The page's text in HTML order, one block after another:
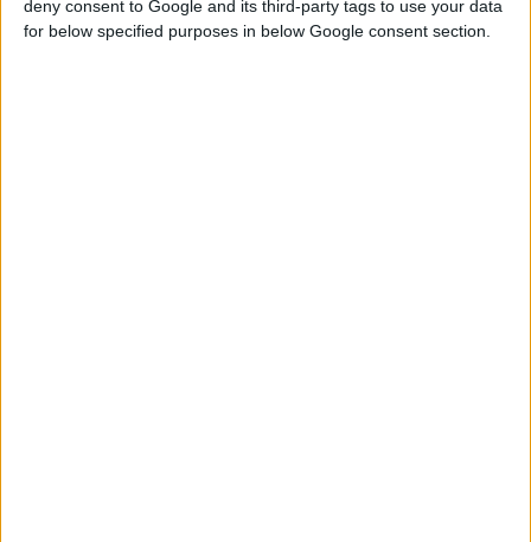
deny consent to Google and its third-party tags to use your data
for below specified purposes in below Google consent section.